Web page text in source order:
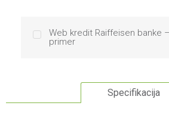
Web kredit Raiffeisen banke
primer
Specifikacija